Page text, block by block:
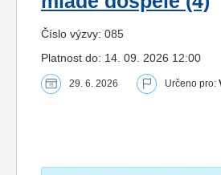
Číslo výzvy: 085
Platnost do: 14. 09. 2026 12:00
29. 6. 2026 Určeno pro: